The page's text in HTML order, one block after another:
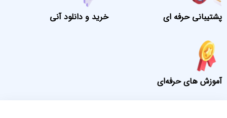
پشتیبانی حرفه ای خرید و دانلود آنی
آموزش های حرفه‌ای